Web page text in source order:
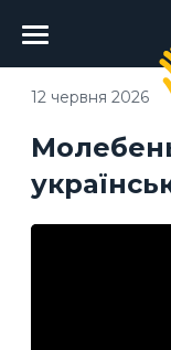
Головне
меню
12 червня 2026